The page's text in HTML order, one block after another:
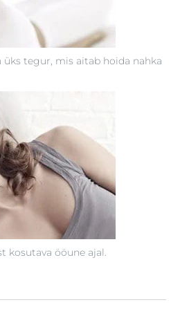
üks tegur, mis aitab hoida nahka
kosutava ööune ajal.